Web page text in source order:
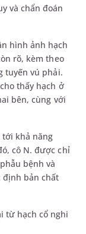
và chẩn đoán
hình ảnh hạch
rõ, kèm theo
tuyến vú phải.
thấy hạch ở
bên, cùng với
tới khả năng
cô N. được chỉ
bệnh và
định bản chất
từ hạch cổ nghi